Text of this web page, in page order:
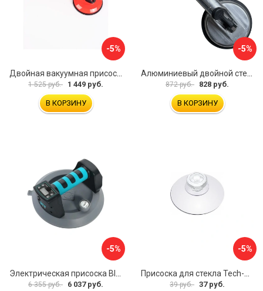
-5%
Двойная вакуумная присоска ARMA P620
1 525 руб. 1 449 руб.
В КОРЗИНУ
-5%
Алюминиевый двойной стеклодомкрат УправДом 4100002750
872 руб. 828 руб.
В КОРЗИНУ
-5%
6 355 руб. 6 037 руб.
-5%
39 руб. 37 руб.